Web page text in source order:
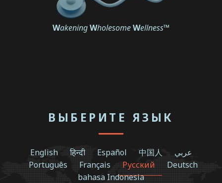
WakeningWholesomeWellness™
ВЫБЕРИТЕ ЯЗЫК
English हिन्दी Español 中国人
عربي
Português
Français Русский
Deutsch
bahasa Indonesia